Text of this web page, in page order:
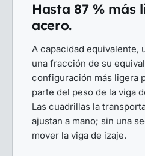
Hasta 87 % más
acero.
A capacidad equivalente,
una fracción de su
configuración más ligera
parte del peso de la viga
Las cuadrillas la
ajustan a mano; sin una
mover la viga de izaje.